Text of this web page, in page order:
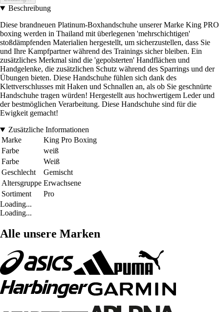
Beschreibung
Diese brandneuen Platinum-Boxhandschuhe unserer Marke King PRO
boxing werden in Thailand mit überlegenen 'mehrschichtigen'
stoßdämpfenden Materialien hergestellt, um sicherzustellen, dass Sie
und Ihre Kampfpartner während des Trainings sicher bleiben. Ein
zusätzliches Merkmal sind die 'gepolsterten' Handflächen und
Handgelenke, die zusätzlichen Schutz während des Sparrings und der
Übungen bieten. Diese Handschuhe fühlen sich dank des
Klettverschlusses mit Haken und Schnallen an, als ob Sie geschnürte
Handschuhe tragen würden! Hergestellt aus hochwertigem Leder und
der bestmöglichen Verarbeitung. Diese Handschuhe sind für die
Ewigkeit gemacht!
Zusätzliche Informationen
Marke
King Pro Boxing
Farbe
weiß
Farbe
Weiß
Geschlecht
Gemischt
Altersgruppe Erwachsene
Sortiment
Pro
Loading...
Loading...
Alle unsere Marken